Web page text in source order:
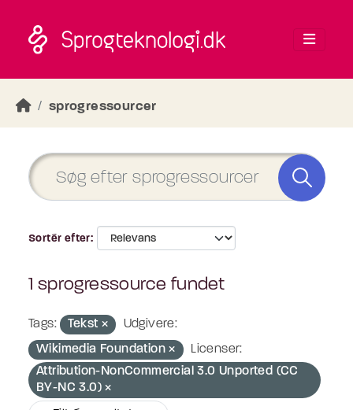
sprogressourcer
Sortér efter
1 sprogressource fundet
Tags: Tekst
Udgivere:
Wikimedia Foundation
Licenser:
Attribution-NonCommercial 3.0 Unported (CC
BY-NC 3.0)